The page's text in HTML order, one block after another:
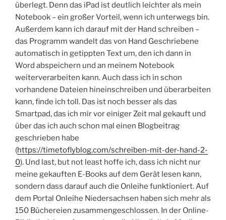
überlegt. Denn das iPad ist deutlich leichter als mein
Notebook – ein großer Vorteil, wenn ich unterwegs bin.
Außerdem kann ich darauf mit der Hand schreiben –
das Programm wandelt das von Hand Geschriebene
automatisch in getippten Text um, den ich dann in
Word abspeichern und an meinem Notebook
weiterverarbeiten kann. Auch dass ich in schon
vorhandene Dateien hineinschreiben und überarbeiten
kann, finde ich toll. Das ist noch besser als das
Smartpad, das ich mir vor einiger Zeit mal gekauft und
über das ich auch schon mal einen Blogbeitrag
geschrieben habe
(https://timetoflyblog.com/schreiben-mit-der-hand-2-
0). Und last, but not least hoffe ich, dass ich nicht nur
meine gekauften E-Books auf dem Gerät lesen kann,
sondern dass darauf auch die Onleihe funktioniert. Auf
dem Portal Onleihe Niedersachsen haben sich mehr als
150 Büchereien zusammengeschlossen. In der Online-